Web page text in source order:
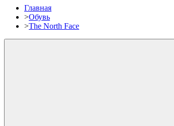
Главная
>Обувь
>The North Face